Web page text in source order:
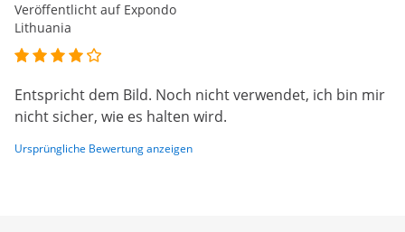
Veröffentlicht auf Expondo
Lithuania
Entspricht dem Bild. Noch nicht verwendet, ich bin mir
nicht sicher, wie es halten wird.
Ursprüngliche Bewertung anzeigen